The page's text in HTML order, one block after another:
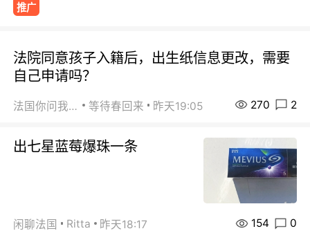
推广
法院同意孩子入籍后，出生纸信息更改，需要
自己申请吗？
法国你问我答 等待春回来 昨天19:05 270 2
出七星蓝莓爆珠一条
闲聊法国 Ritta 昨天18:17 154 0